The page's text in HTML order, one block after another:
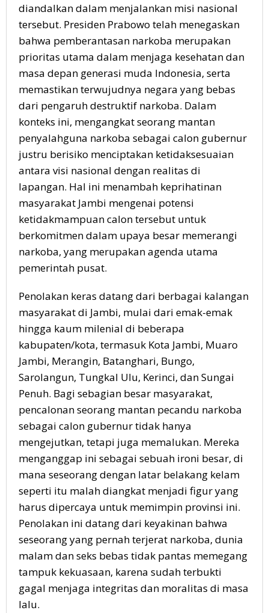
diandalkan dalam menjalankan misi nasional
tersebut. Presiden Prabowo telah menegaskan
bahwa pemberantasan narkoba merupakan
prioritas utama dalam menjaga kesehatan dan
masa depan generasi muda Indonesia, serta
memastikan terwujudnya negara yang bebas
dari pengaruh destruktif narkoba. Dalam
konteks ini, mengangkat seorang mantan
penyalahguna narkoba sebagai calon gubernur
justru berisiko menciptakan ketidaksesuaian
antara visi nasional dengan realitas di
lapangan. Hal ini menambah keprihatinan
masyarakat Jambi mengenai potensi
ketidakmampuan calon tersebut untuk
berkomitmen dalam upaya besar memerangi
narkoba, yang merupakan agenda utama
pemerintah pusat.
Penolakan keras datang dari berbagai kalangan
masyarakat di Jambi, mulai dari emak-emak
hingga kaum milenial di beberapa
kabupaten/kota, termasuk Kota Jambi, Muaro
Jambi, Merangin, Batanghari, Bungo,
Sarolangun, Tungkal Ulu, Kerinci, dan Sungai
Penuh. Bagi sebagian besar masyarakat,
pencalonan seorang mantan pecandu narkoba
sebagai calon gubernur tidak hanya
mengejutkan, tetapi juga memalukan. Mereka
menganggap ini sebagai sebuah ironi besar, di
mana seseorang dengan latar belakang kelam
seperti itu malah diangkat menjadi figur yang
harus dipercaya untuk memimpin provinsi ini.
Penolakan ini datang dari keyakinan bahwa
seseorang yang pernah terjerat narkoba, dunia
malam dan seks bebas tidak pantas memegang
tampuk kekuasaan, karena sudah terbukti
gagal menjaga integritas dan moralitas di masa
lalu.